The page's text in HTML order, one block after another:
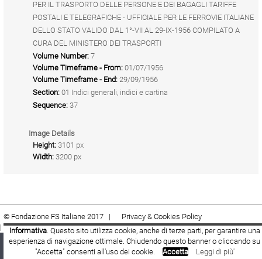
PER IL TRASPORTO DELLE PERSONE E DEI BAGAGLI TARIFFE
POSTALI E TELEGRAFICHE - UFFICIALE PER LE FERROVIE ITALIANE
DELLO STATO VALIDO DAL 1°-VII AL 29-IX-1956 COMPILATO A
CURA DEL MINISTERO DEI TRASPORTI
Volume Number: 7
Volume Timeframe - From: 01/07/1956
Volume Timeframe - End: 29/09/1956
Section: 01 Indici generali, indici e cartina
Sequence: 37
Image Details
Height: 3101 px
Width: 3200 px
© Fondazione FS Italiane 2017 |
Privacy & Cookies Policy
|Cookie|Termini e condizioni
Informativa. Questo sito utilizza cookie, anche di terze parti, per garantire una
esperienza di navigazione ottimale. Chiudendo questo banner o cliccando su
"Accetta" consenti all'uso dei cookie.
Accetta Leggi di più'
Facebook
Youtube
Fondazione FS Italiane